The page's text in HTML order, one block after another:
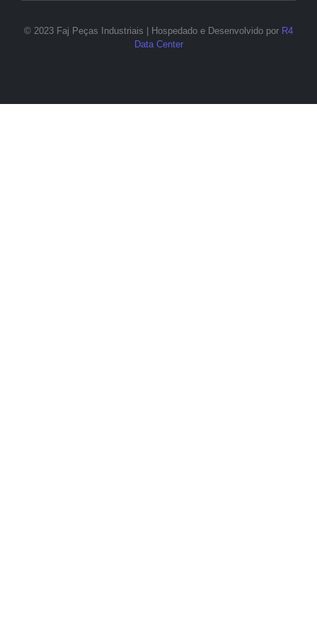
© 2023 Faj Peças Industriais | Hospedado e Desenvolvido por R4
Data Center